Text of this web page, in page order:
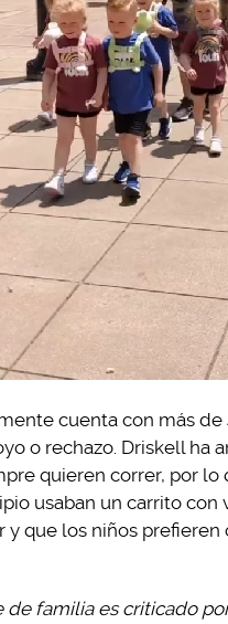
cuenta con más
o rechazo. Driskell ha
quieren correr, por lo
usaban un carrito con
y que los niños prefieren
familia es criticado